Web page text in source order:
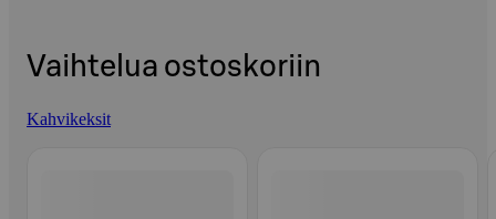
Vaihtelua ostoskoriin
Kahvikeksit